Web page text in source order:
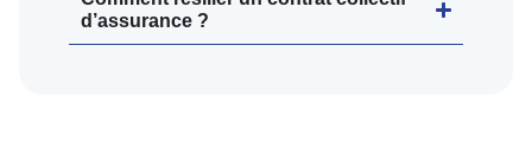
d’assurance ?